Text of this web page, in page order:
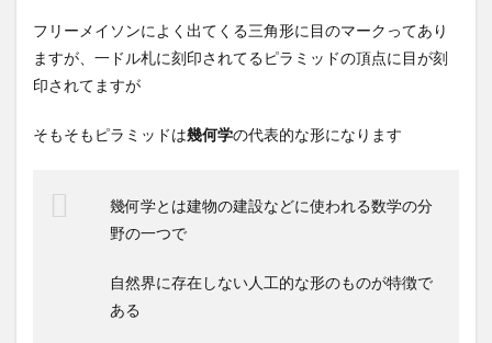
フリーメイソンによく出てくる三角形に目のマークってあり
ますが、一ドル札に刻印されてるピラミッドの頂点に目が刻
印されてますが
そもそもピラミッドは幾何学の代表的な形になります
幾何学とは建物の建設などに使われる数学の分
野の一つで
自然界に存在しない人工的な形のものが特徴で
ある